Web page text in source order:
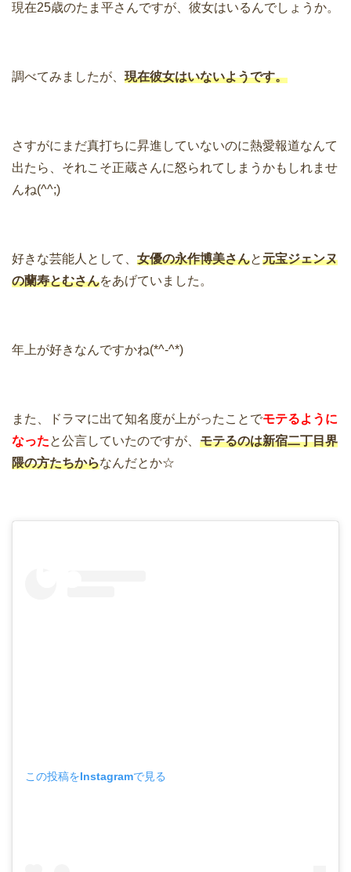
現在25歳のたま平さんですが、彼女はいるんでしょうか。
調べてみましたが、 現在彼女はいないようです。
さすがにまだ真打ちに昇進していないのに熱愛報道なんて
出たら、それこそ正蔵さんに怒られてしまうかもしれませ
んね(^^;)
好きな芸能人として、 女優の永作博美さんと元宝ジェンヌ
の蘭寿とむさんをあげていました。
年上が好きなんですかね(*^-^*)
また、ドラマに出て知名度が上がったことでモテるように
なったと公言していたのですが、 モテるのは新宿二丁目界
隈の方たちからなんだとか☆
この投稿をInstagramで見る